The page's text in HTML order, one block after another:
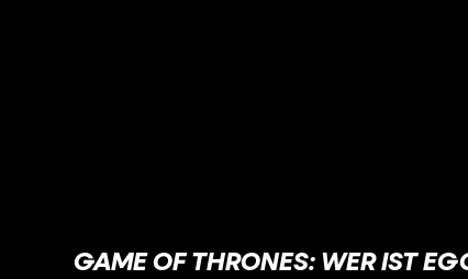
GAME OF THRONES: WER IST